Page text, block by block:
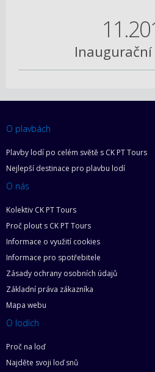
O plavbách
Plavby lodí po celém světě s CK PT Tours
Nejlepší destinace pro plavbu lodí
O nás
Kolektiv CK PT Tours
Proč plout s CK PT Tours
Informace o využití cookies
Informace pro spotřebitele
Zásady ochrany osobních údajů
Základní práva zákazníka
Mapa webu
O lodích
Proč na loď
Najděte svoji loď snů